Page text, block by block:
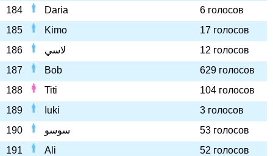
184
Daria
6 голосов
185
Kimo
17 голосов
186
لاسي
12 голосов
187
Bob
629 голосов
188
Titi
104 голосов
189
Iuki
3 голосов
190
سوسو
53 голосов
191
Ali
52 голосов